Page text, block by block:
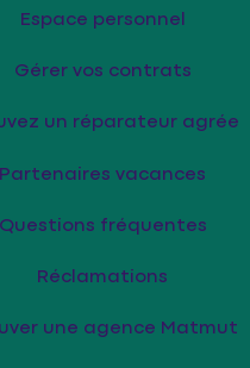
Espace personnel
Gérer vos contrats
un réparateur agrée
Partenaires vacances
Questions fréquentes
Réclamations
une agence Matmut